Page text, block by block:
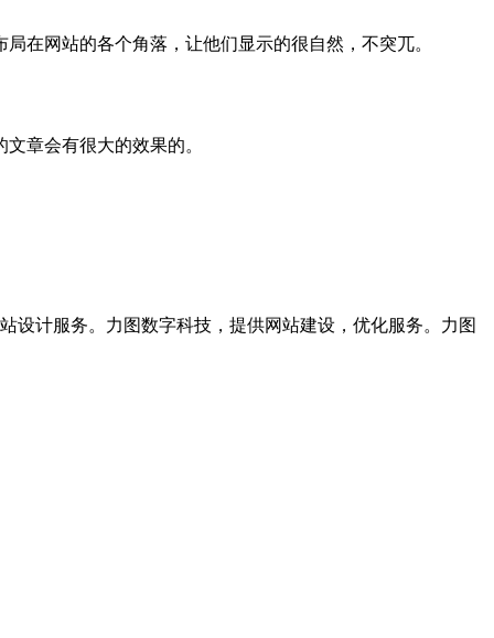
在网站的各个角落，让他们显示的很自然，不突兀。
章会有很大的效果的。
设计服务。力图数字科技，提供网站建设，优化服务。力图